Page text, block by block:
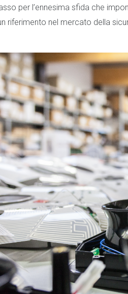
per l’ennesima sfida che
riferimento nel mercato della